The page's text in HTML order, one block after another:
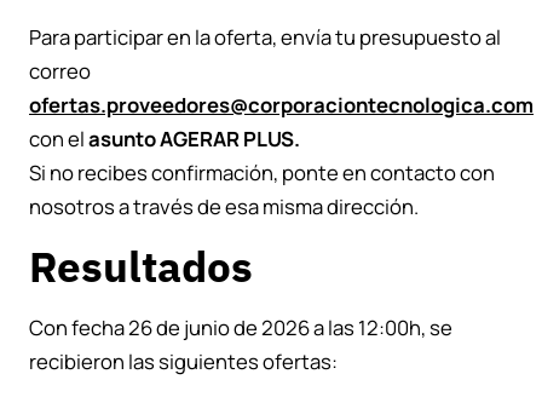
Para participar en la oferta, envía tu presupuesto al
correo
ofertas.proveedores@corporaciontecnologica.com
con elasunto AGERAR PLUS.
Si no recibes confirmación, ponte en contacto con
nosotros a través de esa misma dirección.
Resultados
Con fecha 26 de junio de 2026 a las 12:00h, se
recibieron las siguientes ofertas: